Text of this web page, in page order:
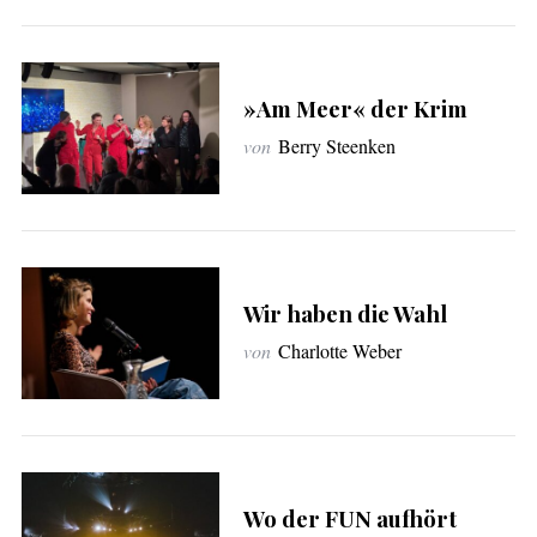
»Am Meer« der Krim
von Berry Steenken
Wir haben die Wahl
von Charlotte Weber
Wo der FUN aufhört